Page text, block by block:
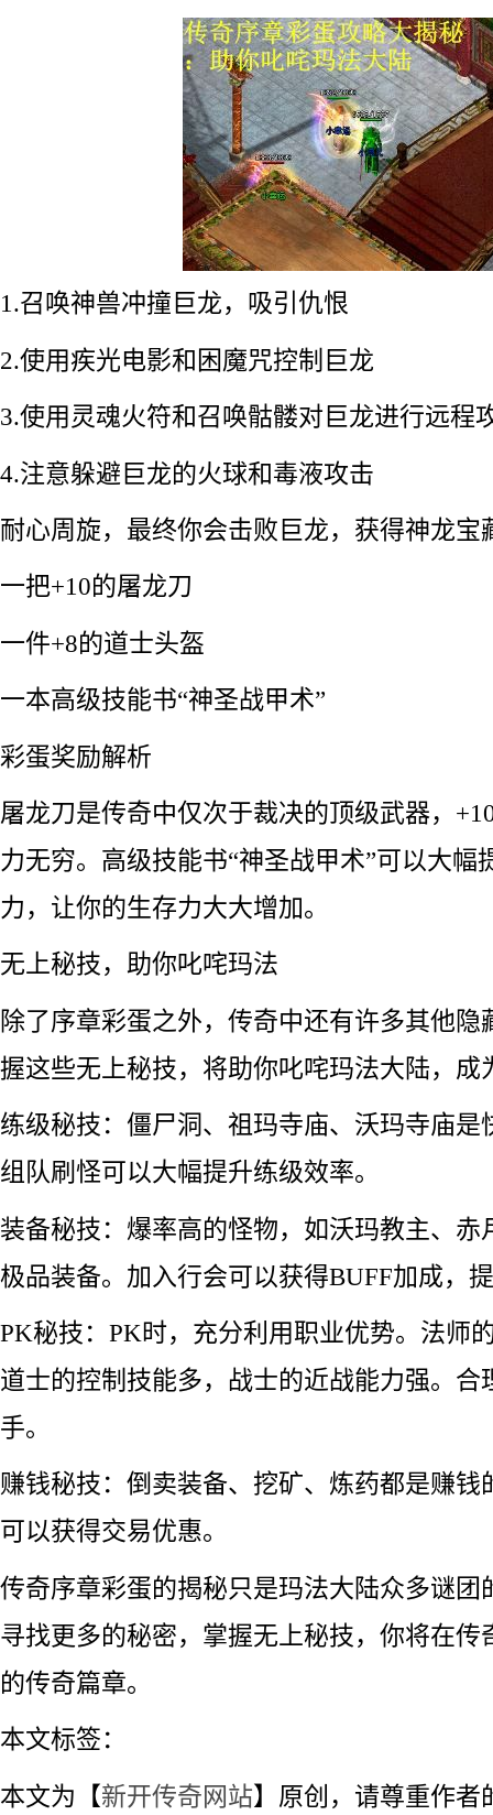
1.召唤神兽冲撞巨龙，吸引仇恨
2.使用疾光电影和困魔咒控制巨龙
3.使用灵魂火符和召唤骷髅对巨龙进行远程
4.注意躲避巨龙的火球和毒液攻击
耐心周旋，最终你会击败巨龙，获得神龙宝
一把+10的屠龙刀
一件+8的道士头盔
一本高级技能书“神圣战甲术”
彩蛋奖励解析
屠龙刀是传奇中仅次于裁决的顶级武器，
力无穷。高级技能书“神圣战甲术”可以大幅
力，让你的生存力大大增加。
无上秘技，助你叱咤玛法
除了序章彩蛋之外，传奇中还有许多其他隐
握这些无上秘技，将助你叱咤玛法大陆，成
练级秘技：僵尸洞、祖玛寺庙、沃玛寺庙是
组队刷怪可以大幅提升练级效率。
装备秘技：爆率高的怪物，如沃玛教主、赤
极品装备。加入行会可以获得BUFF加成，
PK秘技：PK时，充分利用职业优势。法师
道士的控制技能多，战士的近战能力强。合
手。
赚钱秘技：倒卖装备、挖矿、炼药都是赚钱
可以获得交易优惠。
传奇序章彩蛋的揭秘只是玛法大陆众多谜团
寻找更多的秘密，掌握无上秘技，你将在传
的传奇篇章。
本文标签：
本文为【新开传奇网站】原创，请尊重作者